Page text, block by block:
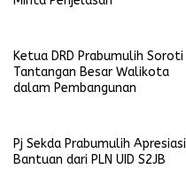
Ketua DRD Prabumulih Soroti
Tantangan Besar Walikota
dalam Pembangunan
Pj Sekda Prabumulih Apresiasi
Bantuan dari PLN UID S2JB